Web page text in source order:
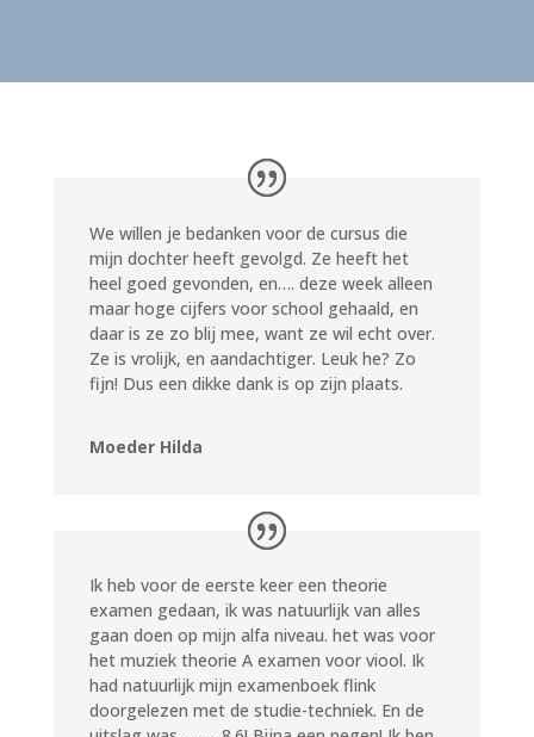
We willen je bedanken voor de cursus die
mijn dochter heeft gevolgd. Ze heeft het
heel goed gevonden, en…. deze week alleen
maar hoge cijfers voor school gehaald, en
daar is ze zo blij mee, want ze wil echt over.
Ze is vrolijk, en aandachtiger. Leuk he? Zo
fijn! Dus een dikke dank is op zijn plaats.
Moeder Hilda
Ik heb voor de eerste keer een theorie
examen gedaan, ik was natuurlijk van alles
gaan doen op mijn alfa niveau. het was voor
het muziek theorie A examen voor viool. Ik
had natuurlijk mijn examenboek flink
doorgelezen met de studie-techniek. En de